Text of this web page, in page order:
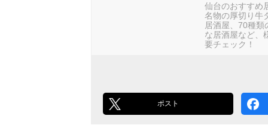
仙台のおすすめ
名物の厚切り牛
居酒屋、70種
な居酒屋など、
要チェック！
ポスト